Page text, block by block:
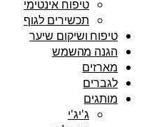
טיפוח אינטימי
תכשירים לגוף
טיפוח ושיקום שיער
הגנה מהשמש
מארזים
לגברים
מותגים
ג'יג'י